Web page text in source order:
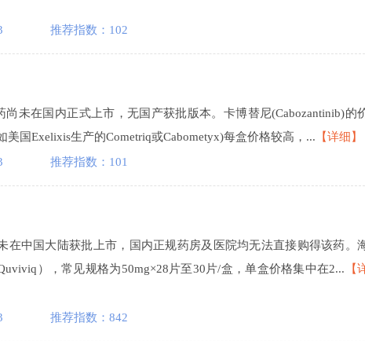
推荐指数：102
未在国内正式上市，无国产获批版本。卡博替尼(Cabozantinib)的
国Exelixis生产的Cometriq或Cabometyx)每盒价格较高，... 【详细】
推荐指数：101
在中国大陆获批上市，国内正规药房及医院均无法直接购得该药。
），常见规格为50mg×28片至30片/盒，单盒价格集中在2... 【
推荐指数：842